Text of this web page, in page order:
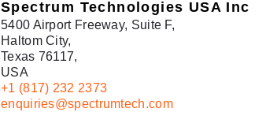
Spectrum Technologies USA Inc
5400 Airport Freeway, Suite F,
Haltom City,
Texas 76117,
USA
+1 (817) 232 2373
enquiries@spectrumtech.com